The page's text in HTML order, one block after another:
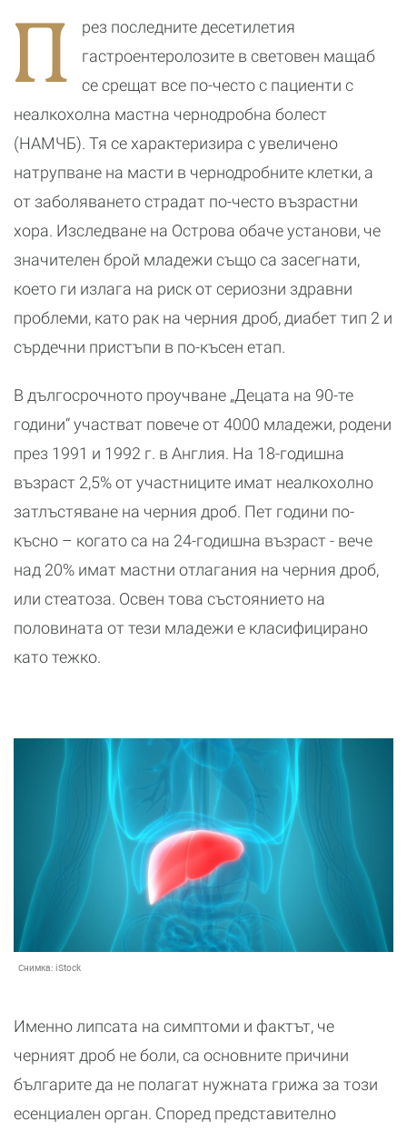
П
рез последните десетилетия
гастроентеролозите в световен мащаб
се срещат все по-често с пациенти с
неалкохолна мастна чернодробна болест
(НАМЧБ). Тя се характеризира с увеличено
натрупване на масти в чернодробните клетки, а
от заболяването страдат по-често възрастни
хора. Изследване на Острова обаче установи, че
значителен брой младежи също са засегнати,
което ги излага на риск от сериозни здравни
проблеми, като рак на черния дроб, диабет тип 2 и
сърдечни пристъпи в по-късен етап.
В дългосрочното проучване „Децата на 90-те
години“ участват повече от 4000 младежи, родени
през 1991 и 1992 г. в Англия. На 18-годишна
възраст 2,5% от участниците имат неалкохолно
затлъстяване на черния дроб. Пет години по-
късно – когато са на 24-годишна възраст - вече
над 20% имат мастни отлагания на черния дроб,
или стеатоза. Освен това състоянието на
половината от тези младежи е класифицирано
като тежко.
Снимка: iStock
Именно липсата на симптоми и фактът, че
черният дроб не боли, са основните причини
българите да не полагат нужната грижа за този
есенциален орган. Според представително